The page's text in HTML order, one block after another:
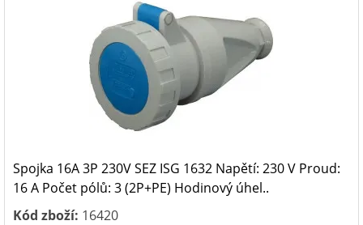
Spojka 16A 3P 230V SEZ ISG 1632 Napětí: 230 V Proud:
16 A Počet pólů: 3 (2P+PE) Hodinový úhel..
Kód zboží: 16420